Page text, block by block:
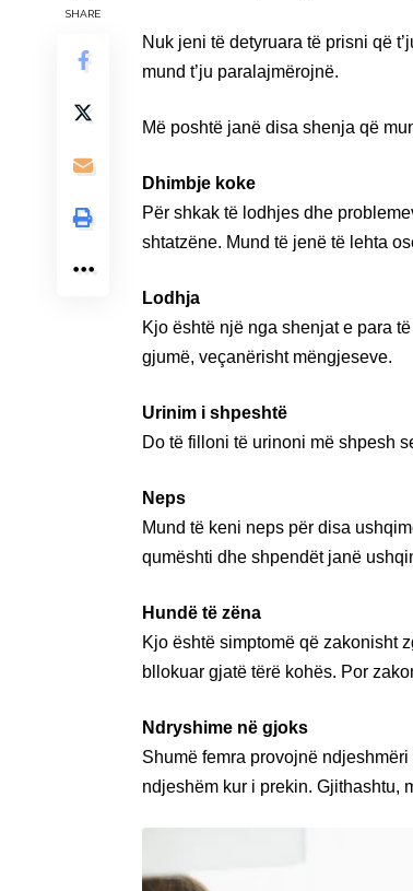
SHARE
Nuk jeni të detyruara të prisni që
mund t’ju paralajmërojnë.
Më poshtë janë disa shenja që
Dhimbje koke
Për shkak të lodhjes dhe
shtatzëne. Mund të jenë të lehta
Lodhja
Kjo është një nga shenjat e para
gjumë, veçanërisht mëngjeseve.
Urinim i shpeshtë
Do të filloni të urinoni më shpesh
Neps
Mund të keni neps për disa
qumështi dhe shpendët janë
Hundë të zëna
Kjo është simptomë që zakonisht
bllokuar gjatë tërë kohës. Por
Ndryshime në gjoks
Shumë femra provojnë
ndjeshëm kur i prekin. Gjithashtu,